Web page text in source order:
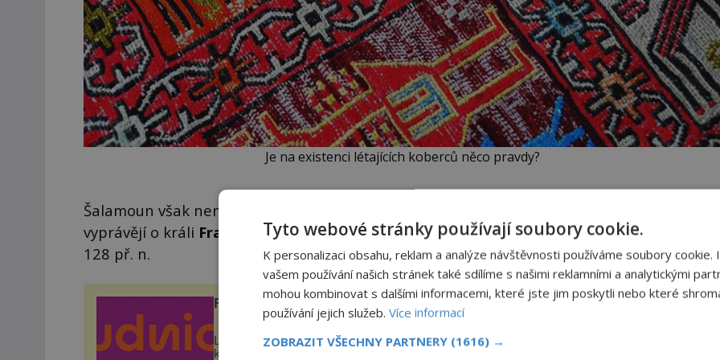
Je na existenci létajících koberců něco pravdy?
Šalamoun však neměl být jediným vlastníkem létajícího koberce na světě. Další legendy
vyprávějí o králi Fraatésovi II., parthském králi z rodu Arsakovců panujícím v letech 139 –
128 př. n.
ROUDNICKÉ VINOBRANÍ
Letos poprvé podle nového
konceptu – přímo v historickém
Utonuli říšští šlechtici v
Tyto webové stránky používají soubory cookie.
K personalizaci obsahu, reklam a analýze návštěvnosti používáme soubory cookie.
vašem používání našich stránek také sdílíme s našimi reklamními a analytickými
mohou kombinovat s dalšími informacemi, které jste jim poskytli nebo které
používání jejich služeb. Více informací
ZOBRAZIT VŠECHNY PARTNERY (1616) →